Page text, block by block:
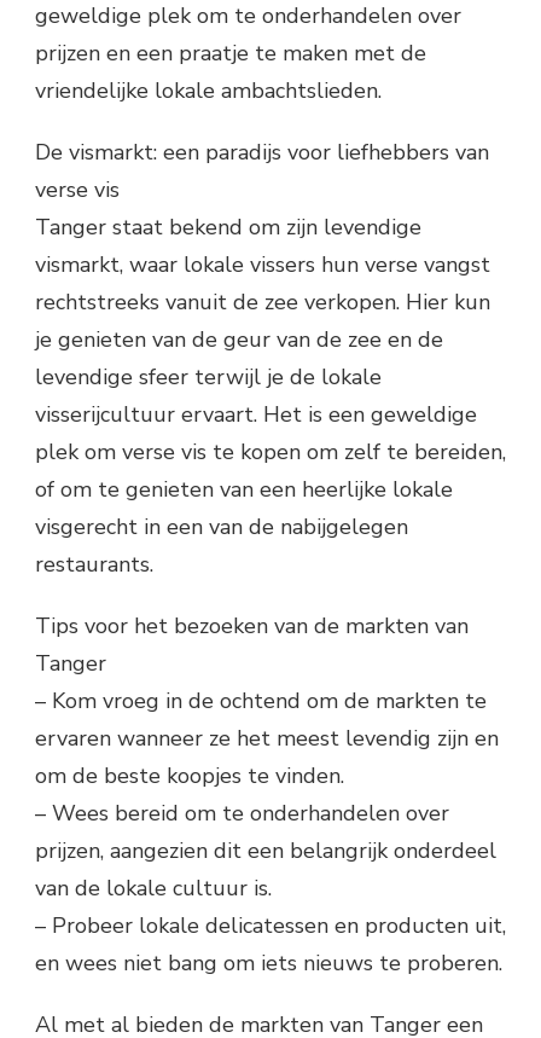
geweldige plek om te onderhandelen over
prijzen en een praatje te maken met de
vriendelijke lokale ambachtslieden.
De vismarkt: een paradijs voor liefhebbers van
verse vis
Tanger staat bekend om zijn levendige
vismarkt, waar lokale vissers hun verse vangst
rechtstreeks vanuit de zee verkopen. Hier kun
je genieten van de geur van de zee en de
levendige sfeer terwijl je de lokale
visserijcultuur ervaart. Het is een geweldige
plek om verse vis te kopen om zelf te bereiden,
of om te genieten van een heerlijke lokale
visgerecht in een van de nabijgelegen
restaurants.
Tips voor het bezoeken van de markten van
Tanger
– Kom vroeg in de ochtend om de markten te
ervaren wanneer ze het meest levendig zijn en
om de beste koopjes te vinden.
– Wees bereid om te onderhandelen over
prijzen, aangezien dit een belangrijk onderdeel
van de lokale cultuur is.
– Probeer lokale delicatessen en producten uit,
en wees niet bang om iets nieuws te proberen.
Al met al bieden de markten van Tanger een